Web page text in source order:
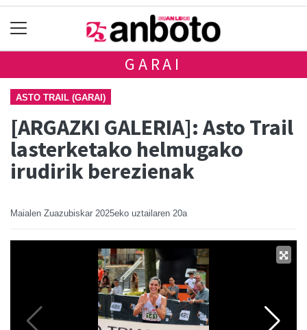
GARAI
ASTO TRAIL (GARAI)
[ARGAZKI GALERIA]: Asto Trail
lasterketako helmugako
irudirik berezienak
Maialen Zuazubiskar 2025eko uztailaren 20a